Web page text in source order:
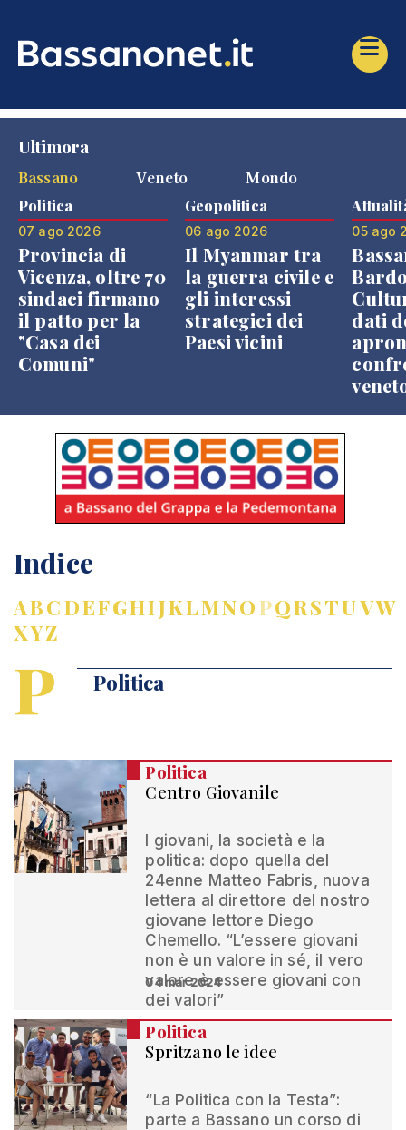
Ultimora
Bassano
Veneto Mondo
Politica
07 ago 2026
Provincia di
Vicenza, oltre 70
sindaci firmano
il patto per la
"Casa dei
Comuni"
Geopolitica
06 ago 2026
Il Myanmar tra
la guerra civile e
gli interessi
strategici dei
Paesi vicini
05 ago
dati
Indice
ABCDEFGHIJKLMNOPQRSTUVW
XYZ
P Politica
Politica
Centro Giovanile
I giovani, la società e la
politica: dopo quella del
24enne Matteo Fabris, nuova
lettera al direttore del nostro
giovane lettore Diego
Chemello. “L’essere giovani
non è un valore in sé, il vero
valore è essere giovani con
dei valori”
04 mar 2024
Politica
Spritzano le idee
“La Politica con la Testa”:
parte a Bassano un corso di